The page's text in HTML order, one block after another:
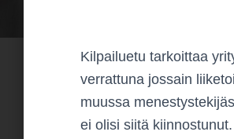
Kilpailuetu tarkoittaa
verrattuna jossain
muussa
ei olisi siitä kiinnostunut.